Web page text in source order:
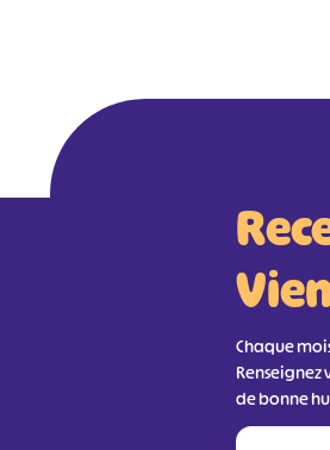
Chaque
de bonne